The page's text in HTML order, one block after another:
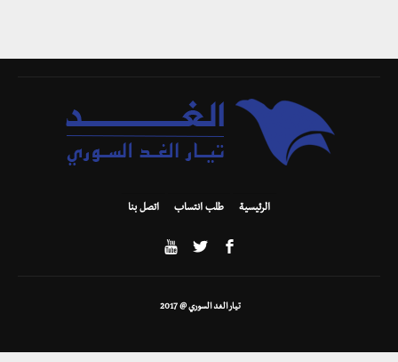
الرئيسية طلب انتساب اتصل بنا
تيار الغد السوري @ 2017